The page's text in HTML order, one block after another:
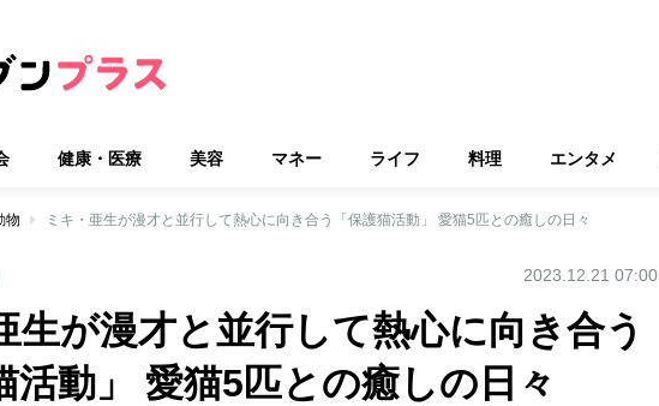
健康・医療 美容 マネー ライフ 料理 エンタメ
物 ミキ・亜生が漫才と並行して熱心に向き合う「保護猫活動」 愛猫5匹との癒しの日々
2023.12.21 07:00
生が漫才と並行して熱心に向き合う
活動」 愛猫5匹との癒しの日々